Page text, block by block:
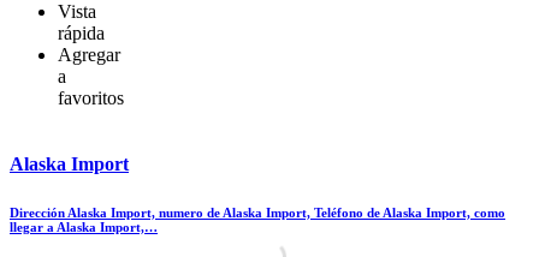
Vista
rápida
Agregar
a
favoritos
Alaska Import
Dirección Alaska Import, numero de Alaska Import, Teléfono de Alaska Import, como
llegar a Alaska Import,…